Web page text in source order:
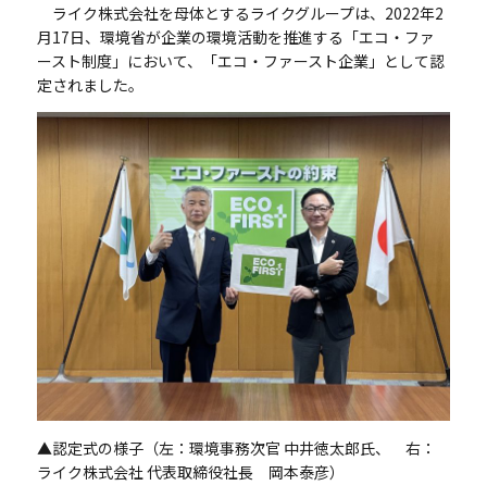
ライク株式会社を母体とするライクグループは、2022年2
月17日、環境省が企業の環境活動を推進する「エコ・ファ
ースト制度」において、「エコ・ファースト企業」として認
定されました。
▲認定式の様子（左：環境事務次官 中井徳太郎氏、 右：
ライク株式会社 代表取締役社長 岡本泰彦）